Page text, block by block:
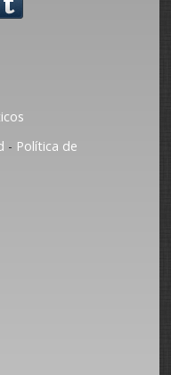
- Política de